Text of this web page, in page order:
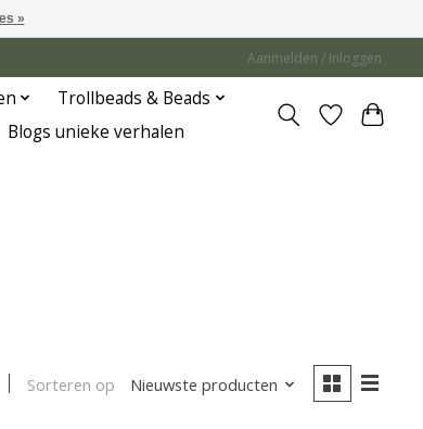
Aanmelden / Inloggen
Trollbeads & Beads
Blogs unieke verhalen
Sorteren op Nieuwste producten
»